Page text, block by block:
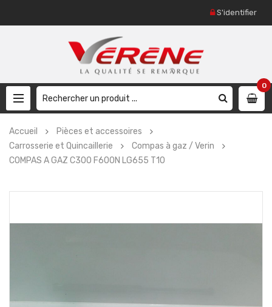
S'identifier
0
Accueil
Pièces et accessoires
Carrosserie et Quincaillerie
Compas à gaz / Verin
COMPAS A GAZ C300 F600N LG655 T10